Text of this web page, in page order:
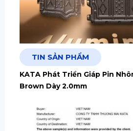
TIN SẢN PHẨM
KATA Phát Triển Giáp Pin
Brown Dày 2.0mm